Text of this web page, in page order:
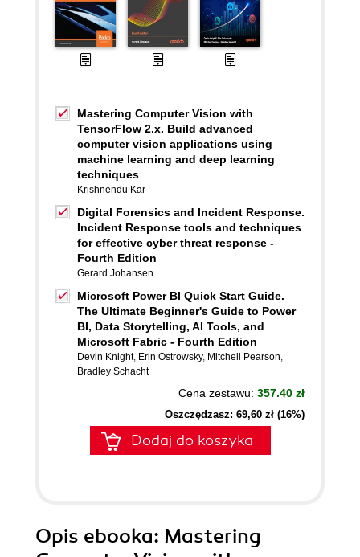
Mastering Computer Vision with
TensorFlow 2.x. Build advanced
computer vision applications using
machine learning and deep learning
techniques
Krishnendu Kar
Digital Forensics and Incident Response.
Incident Response tools and techniques
for effective cyber threat response -
Fourth Edition
Gerard Johansen
Microsoft Power BI Quick Start Guide.
The Ultimate Beginner's Guide to Power
BI, Data Storytelling, AI Tools, and
Microsoft Fabric - Fourth Edition
Devin Knight, Erin Ostrowsky, Mitchell Pearson,
Bradley Schacht
Cena zestawu: 357.40 zł
Oszczędzasz: 69,60 zł (16%)
Dodaj do koszyka
Opis ebooka: Mastering